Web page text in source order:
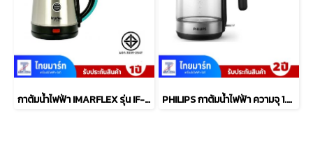
กาต้มน้ำไฟฟ้า IMARFLEX รุ่น IF-246 2 ลิตร PHILIPS กาต้มน้ำไฟฟ้า ความจุ 1.7 ลิตร รุ่น HD9339/80